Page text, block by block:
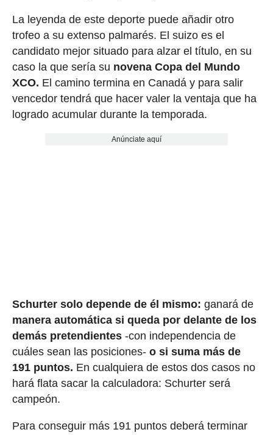
La leyenda de este deporte puede añadir otro
trofeo a su extenso palmarés. El suizo es el
candidato mejor situado para alzar el título, en su
caso la que sería su novena Copa del Mundo
XCO. El camino termina en Canadá y para salir
vencedor tendrá que hacer valer la ventaja que ha
logrado acumular durante la temporada.
Anúnciate aquí
Schurter solo depende de él mismo: ganará de
manera automática si queda por delante de los
demás pretendientes-con independencia de
cuáles sean las posiciones- o si suma más de
191 puntos. En cualquiera de estos dos casos no
hará flata sacar la calculadora: Schurter será
campeón.
Para conseguir más 191 puntos deberá terminar